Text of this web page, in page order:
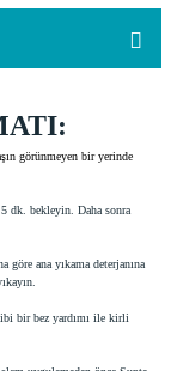
görünmeyen bir yerinde
dk. bekleyin. Daha sonra
ana yıkama deterjanına
bir bez yardımı ile kirli